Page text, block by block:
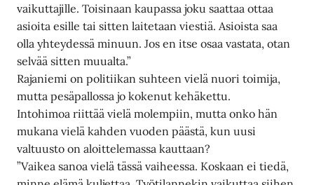
vaikuttajille. Toisinaan kaupassa joku saattaa ottaa
asioita esille tai sitten laitetaan viestiä. Asioista saa
olla yhteydessä minuun. Jos en itse osaa vastata, otan
selvää sitten muualta.”
Rajaniemi on politiikan suhteen vielä nuori toimija,
mutta pesäpallossa jo kokenut kehäkettu.
Intohimoa riittää vielä molempiin, mutta onko hän
mukana vielä kahden vuoden päästä, kun uusi
valtuusto on aloittelemassa kauttaan?
”Vaikea sanoa vielä tässä vaiheessa. Koskaan ei tiedä,